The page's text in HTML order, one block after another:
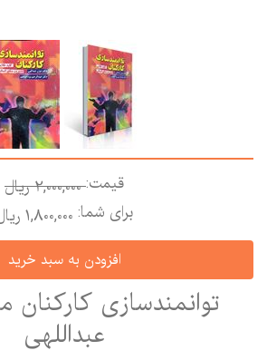
قیمت:2,000,000 ريال
برای شما: 1,800,000 ريال
توانمندسازی کارکنان
عبداللهی